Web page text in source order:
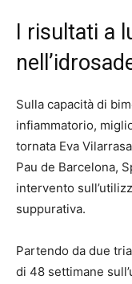
I risultati a
Sulla capacità di
infiammatorio,
tornata Eva
Pau de Barcelona,
intervento
suppurativa.
Partendo da due
di 48 settimane